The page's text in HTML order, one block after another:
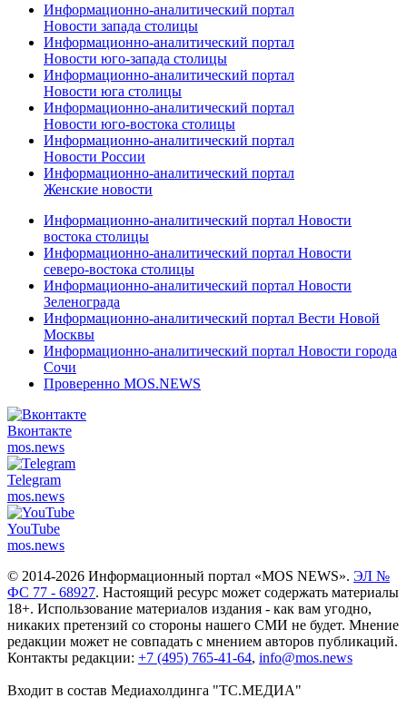
Информационно-аналитический портал
Новости запада столицы
Информационно-аналитический портал
Новости юго-запада столицы
Информационно-аналитический портал
Новости юга столицы
Информационно-аналитический портал
Новости юго-востока столицы
Информационно-аналитический портал
Новости России
Информационно-аналитический портал
Женские новости
Информационно-аналитический портал Новости
востока столицы
Информационно-аналитический портал Новости
северо-востока столицы
Информационно-аналитический портал Новости
Зеленограда
Информационно-аналитический портал Вести Новой
Москвы
Информационно-аналитический портал Новости города
Сочи
Проверенно MOS.NEWS
Вконтакте
mos.news
Telegram
mos.news
YouTube
mos.news
© 2014-2026 Информационный портал «MOS NEWS». ЭЛ №
ФС 77 - 68927. Настоящий ресурс может содержать материалы
18+. Использование материалов издания - как вам угодно,
никаких претензий со стороны нашего СМИ не будет. Мнение
редакции может не совпадать с мнением авторов публикаций.
Контакты редакции: +7 (495) 765-41-64, info@mos.news
Входит в состав Медиахолдинга "ТС.МЕДИА"